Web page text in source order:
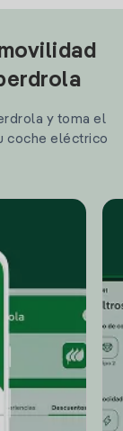
y toma el
coche eléctrico